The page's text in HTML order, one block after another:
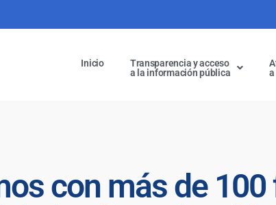
Inicio
Transparencia y acceso
a la información pública
con más de